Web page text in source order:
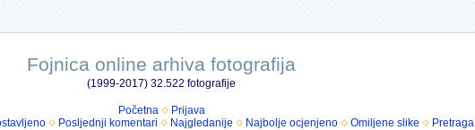
Fojnica online arhiva fotografija
(1999-2017) 32.522 fotografije
Početna
Prijava
Posljednji komentari Najgledanije Najbolje ocjenjeno Omiljene slike Pretraga